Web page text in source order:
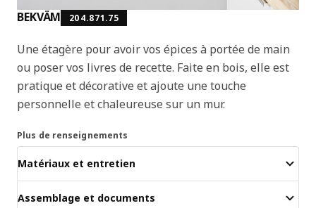
BEKVÄM 204.871.75
Une étagère pour avoir vos épices à portée de main
ou poser vos livres de recette. Faite en bois, elle est
pratique et décorative et ajoute une touche
personnelle et chaleureuse sur un mur.
Plus de renseignements
Matériaux et entretien
Assemblage et documents